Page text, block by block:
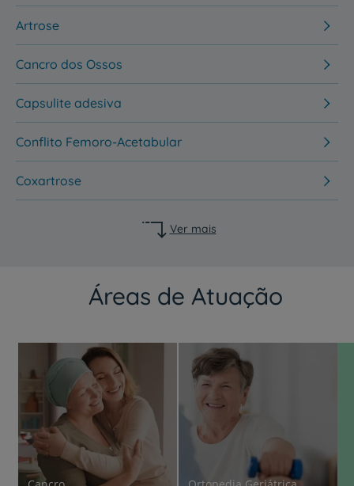
Artrose
Cancro dos Ossos
Capsulite adesiva
Conflito Femoro-Acetabular
Coxartrose
Ver mais
Áreas de Atuação